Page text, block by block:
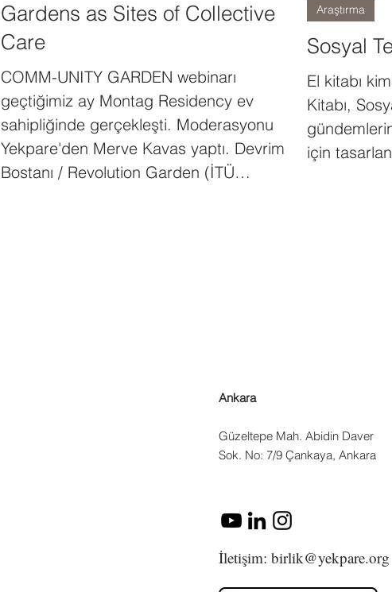
Gardens as Sites of Collective
Care
COMM-UNITY GARDEN webinarı
geçtiğimiz ay Montag Residency ev
sahipliğinde gerçekleşti. Moderasyonu
Yekpare'den Merve Kavas yaptı. Devrim
Bostanı / Revolution Garden (İTÜ
Sosyal
El kitabı
Kitabı,
için
Araştırma
Ankara
Güzeltepe Mah. Abidin Daver
Sok. No: 7/9 Çankaya, Ankara
İletişim: birlik@yekpare.org